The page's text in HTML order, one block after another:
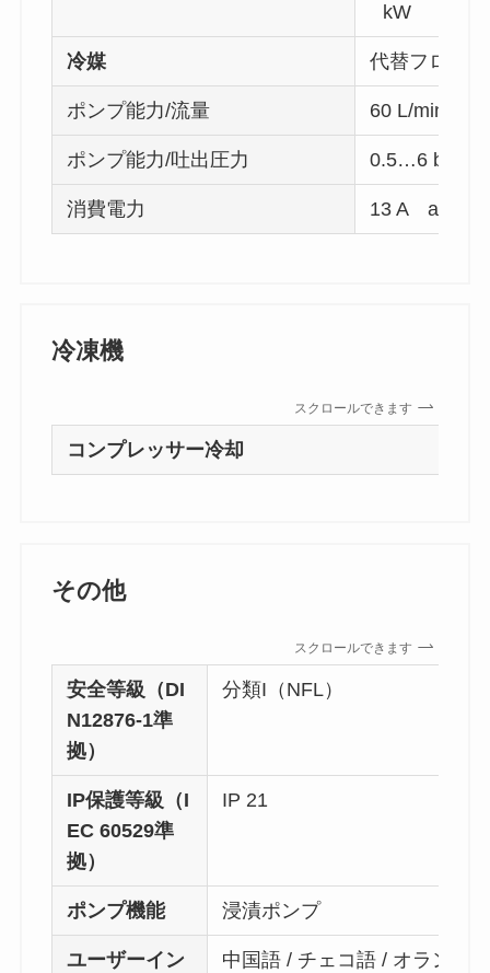
kW
冷媒 代替フロン
ポンプ能力/流量 60 L/min
ポンプ能力/吐出圧力 0.5…6 bar
消費電力 13 A
冷凍機
スクロールできます
コンプレッサー冷却
その他
スクロールできます
安全等級（DI
N12876-1準
拠）
分類I（NFL）
IP保護等級（I
EC 60529準
拠）
IP 21
ポンプ機能 浸漬ポンプ
ユーザーイン
中国語 / チェコ語 / オランダ